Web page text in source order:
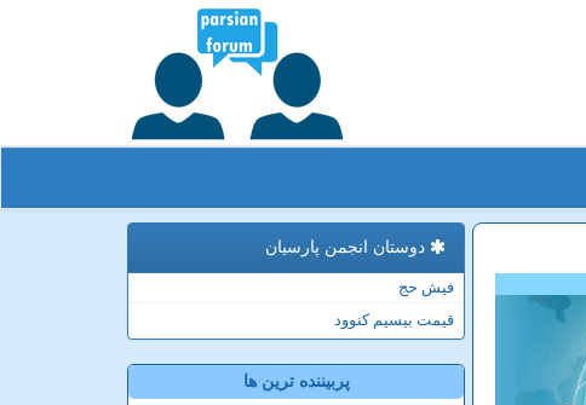
دوستان انجمن پارسیان
فیش حج
قیمت بیسیم کنوود
پربیننده ترین ها